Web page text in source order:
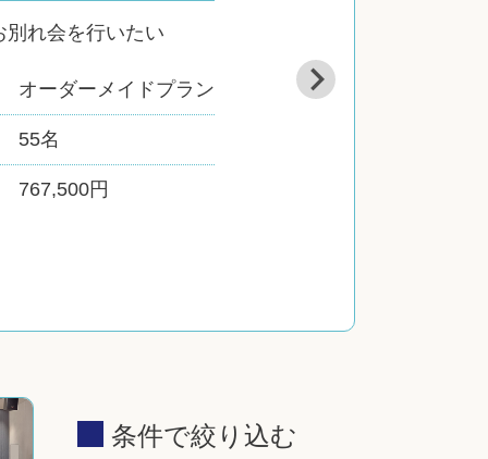
別れ会を行いたい
オーダーメイドプラン
55名
767,500円
条件で絞り込む